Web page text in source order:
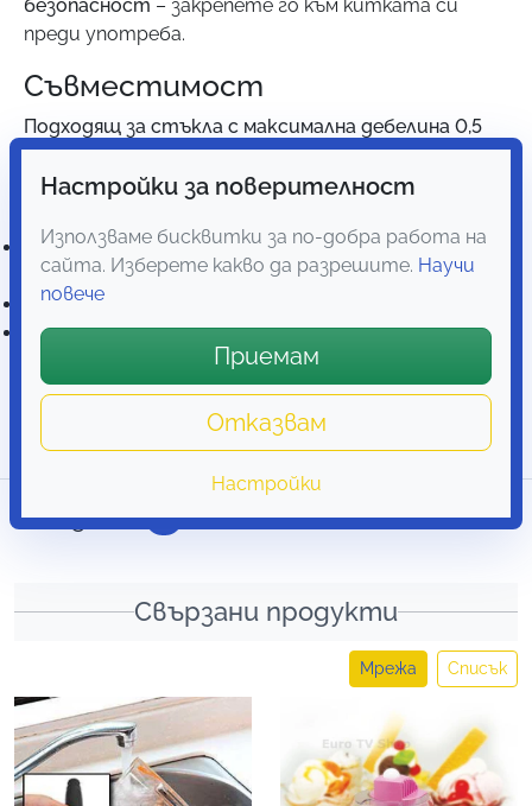
безопасност – закрепете го към китката си
преди употреба.
Съвместимост
Подходящ за стъкла с максимална дебелина 0,5
см.
Комплектът включва
2 еднакви части с текстилни подложки и гумени
ленти
2 допълнителни текстилни подложки
Въже за безопасност (прибл. 160 см)
Приблизителни размери
Отзиви 1
Свързани продукти
Мрежа Списък
Настройки за поверителност
Използваме бисквитки за по-добра работа на
сайта. Изберете какво да разрешите. Научи
повече
Приемам
Отказвам
Настройки